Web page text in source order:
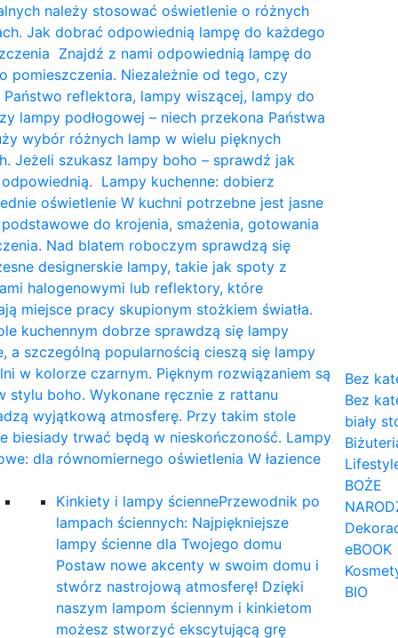
należy stosować oświetlenie o różnych
Jak dobrać odpowiednią lampę do każdego
Znajdź z nami odpowiednią lampę do
pomieszczenia. Niezależnie od tego, czy
Państwo reflektora, lampy wiszącej, lampy do
lampy podłogowej – niech przekona Państwa
wybór różnych lamp w wielu pięknych
Jeżeli szukasz lampy boho – sprawdź jak
Lampy kuchenne: dobierz
oświetlenie W kuchni potrzebne jest jasne
podstawowe do krojenia, smażenia, gotowania
Nad blatem roboczym sprawdzą się
designerskie lampy, takie jak spoty z
halogenowymi lub reflektory, które
miejsce pracy skupionym stożkiem światła.
kuchennym dobrze sprawdzą się lampy
a szczególną popularnością cieszą się lampy
w kolorze czarnym. Pięknym rozwiązaniem są
stylu boho. Wykonane ręcznie z rattanu
wyjątkową atmosferę. Przy takim stole
biesiady trwać będą w nieskończoność. Lampy
dla równomiernego oświetlenia W łazience
Kinkiety i lampy ściennePrzewodnik po
lampach ściennych: Najpiękniejsze
lampy ścienne dla Twojego domu
Postaw nowe akcenty w swoim domu i
stwórz nastrojową atmosferę! Dzięki
naszym lampom ściennym i kinkietom
możesz stworzyć ekscytującą grę
Bez
Bez
biały
BOŻE
eBOOK
BIO